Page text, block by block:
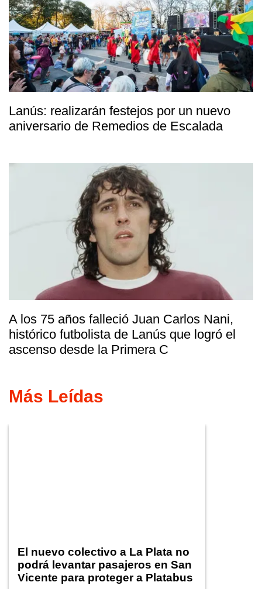
Lanús: realizarán festejos por un nuevo
aniversario de Remedios de Escalada
A los 75 años falleció Juan Carlos Nani,
histórico futbolista de Lanús que logró el
ascenso desde la Primera C
Más Leídas
El nuevo colectivo a La Plata no
podrá levantar pasajeros en San
Vicente para proteger a Platabus